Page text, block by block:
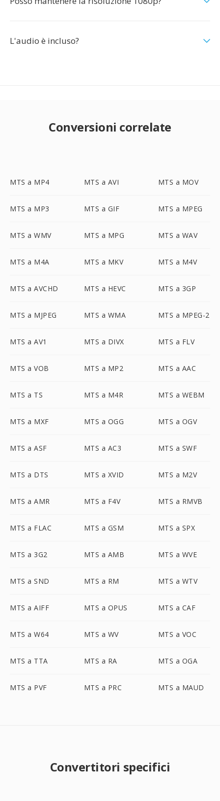
L'audio è incluso?
Conversioni correlate
MTS a MP4 MTS a AVI MTS a MOV
MTS a MP3 MTS a GIF MTS a MPEG
MTS a WMV MTS a MPG MTS a WAV
MTS a M4A MTS a MKV MTS a M4V
MTS a AVCHD MTS a HEVC MTS a 3GP
MTS a MJPEG MTS a WMA MTS a MPEG-2
MTS a AV1 MTS a DIVX MTS a FLV
MTS a VOB MTS a MP2 MTS a AAC
MTS a TS MTS a M4R MTS a WEBM
MTS a MXF MTS a OGG MTS a OGV
MTS a ASF MTS a AC3 MTS a SWF
MTS a DTS MTS a XVID MTS a M2V
MTS a AMR MTS a F4V MTS a RMVB
MTS a FLAC MTS a GSM MTS a SPX
MTS a 3G2 MTS a AMB MTS a WVE
MTS a SND MTS a RM MTS a WTV
MTS a AIFF MTS a OPUS MTS a CAF
MTS a W64 MTS a WV MTS a VOC
MTS a TTA MTS a RA MTS a OGA
MTS a PVF MTS a PRC MTS a MAUD
Convertitori specifici